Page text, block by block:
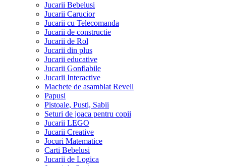
Jucarii Bebelusi
Jucarii Carucior
Jucarii cu Telecomanda
Jucarii de constructie
Jucarii de Rol
Jucarii din plus
Jucarii educative
Jucarii Gonflabile
Jucarii Interactive
Machete de asamblat Revell
Papusi
Pistoale, Pusti, Sabii
Seturi de joaca pentru copii
Jucarii LEGO
Jucarii Creative
Jocuri Matematice
Carti Bebelusi
Jucarii de Logica